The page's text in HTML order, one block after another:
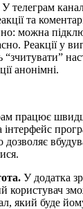
У телеграм
та
можна
Реакції у
анонімні.
працює
інтерфейс
дозволяє
У додатка
користувач
який буде